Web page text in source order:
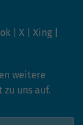
X Xing
weitere
uns auf.